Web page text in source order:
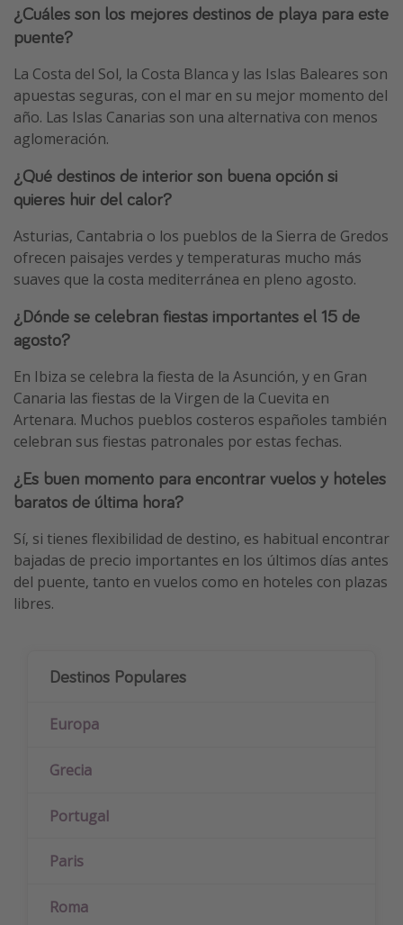
¿Cuáles son los mejores destinos de playa para este
puente?
La Costa del Sol, la Costa Blanca y las Islas Baleares son
apuestas seguras, con el mar en su mejor momento del
año. Las Islas Canarias son una alternativa con menos
aglomeración.
¿Qué destinos de interior son buena opción si
quieres huir del calor?
Asturias, Cantabria o los pueblos de la Sierra de Gredos
ofrecen paisajes verdes y temperaturas mucho más
suaves que la costa mediterránea en pleno agosto.
¿Dónde se celebran fiestas importantes el 15 de
agosto?
En Ibiza se celebra la fiesta de la Asunción, y en Gran
Canaria las fiestas de la Virgen de la Cuevita en
Artenara. Muchos pueblos costeros españoles también
celebran sus fiestas patronales por estas fechas.
¿Es buen momento para encontrar vuelos y hoteles
baratos de última hora?
Sí, si tienes flexibilidad de destino, es habitual encontrar
bajadas de precio importantes en los últimos días antes
del puente, tanto en vuelos como en hoteles con plazas
libres.
Destinos Populares
Europa
Grecia
Portugal
Paris
Roma